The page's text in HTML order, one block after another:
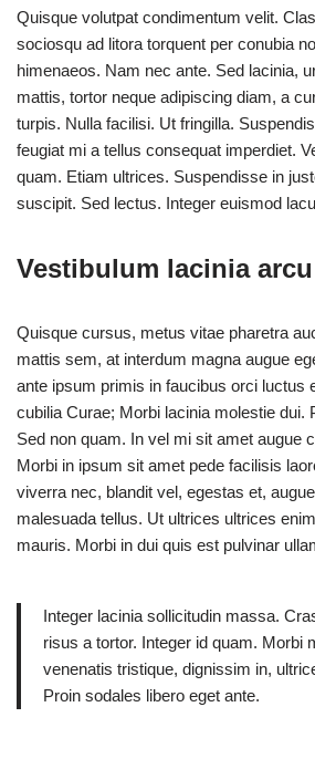
Quisque volutpat condimentum velit.
sociosqu ad litora torquent per conubia
himenaeos. Nam nec ante. Sed lacinia,
mattis, tortor neque adipiscing diam, a
turpis. Nulla facilisi. Ut fringilla.
feugiat mi a tellus consequat imperdiet.
quam. Etiam ultrices. Suspendisse in
suscipit. Sed lectus. Integer euismod
Vestibulum lacinia arcu
Quisque cursus, metus vitae pharetra
mattis sem, at interdum magna augue
ante ipsum primis in faucibus orci luctus
cubilia Curae; Morbi lacinia molestie dui.
Sed non quam. In vel mi sit amet augue
Morbi in ipsum sit amet pede facilisis
viverra nec, blandit vel, egestas et,
malesuada tellus. Ut ultrices ultrices
mauris. Morbi in dui quis est pulvinar
Integer lacinia sollicitudin massa.
risus a tortor. Integer id quam. Morbi
venenatis tristique, dignissim in,
Proin sodales libero eget ante.